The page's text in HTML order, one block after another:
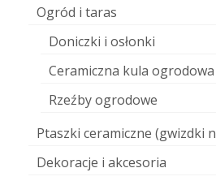
Ogród i taras
Doniczki i osłonki
Ceramiczna kula ogrodowa
Rzeźby ogrodowe
Ptaszki ceramiczne (gwizdki
Dekoracje i akcesoria